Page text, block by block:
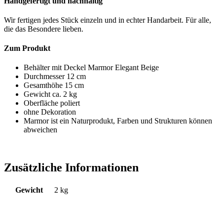
Wir fertigen jedes Stück einzeln und in echter Handarbeit. Für alle,
die das Besondere lieben.
Zum Produkt
Behälter mit Deckel Marmor Elegant Beige
Durchmesser 12 cm
Gesamthöhe 15 cm
Gewicht ca. 2 kg
Oberfläche poliert
ohne Dekoration
Marmor ist ein Naturprodukt, Farben und Strukturen können
abweichen
Zusätzliche Informationen
Gewicht 2 kg